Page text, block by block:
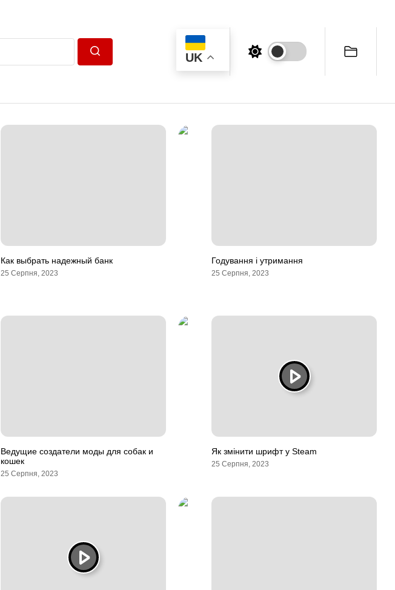
UK
Как выбрать надежный банк
25 Серпня, 2023
Годування і утримання
25 Серпня, 2023
Ведущие создатели моды для собак и
кошек
25 Серпня, 2023
Як змінити шрифт у Steam
25 Серпня, 2023